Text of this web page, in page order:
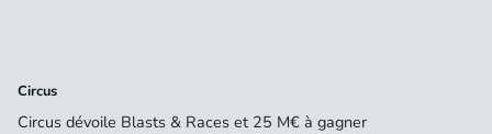
Circus
Circus dévoile Blasts & Races et 25 M€ à gagner